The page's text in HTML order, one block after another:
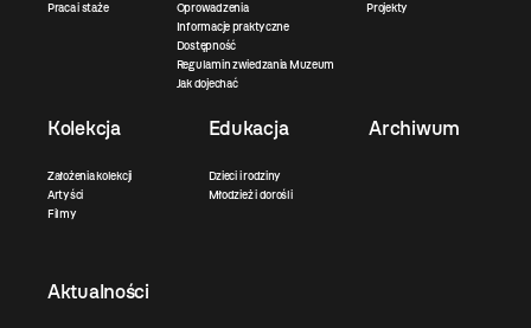
Praca i staże
Oprowadzenia
Informacje praktyczne
Dostępność
Regulamin zwiedzania Muzeum
Jak dojechać
Projekty
Kolekcja
Założenia kolekcji
Artyści
Filmy
Edukacja
Dzieci i rodziny
Młodzież i dorośli
Archiwum
Aktualności